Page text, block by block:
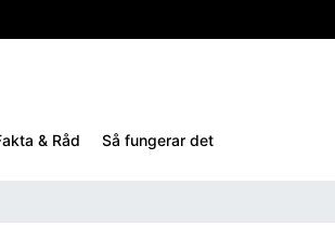
& Råd Så fungerar det